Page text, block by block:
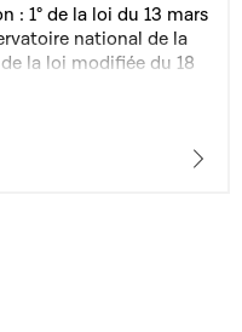
1° de la loi du 13 mars
national de la
la loi modifiée du 18
de données à